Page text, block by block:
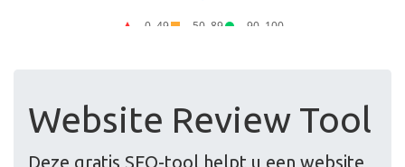
Website Review Tool
Deze gratis SEO-tool helpt u een website